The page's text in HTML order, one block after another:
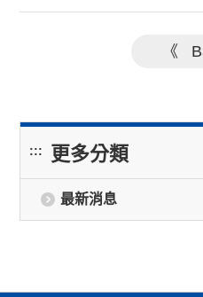
《
::: 更多分類
最新消息